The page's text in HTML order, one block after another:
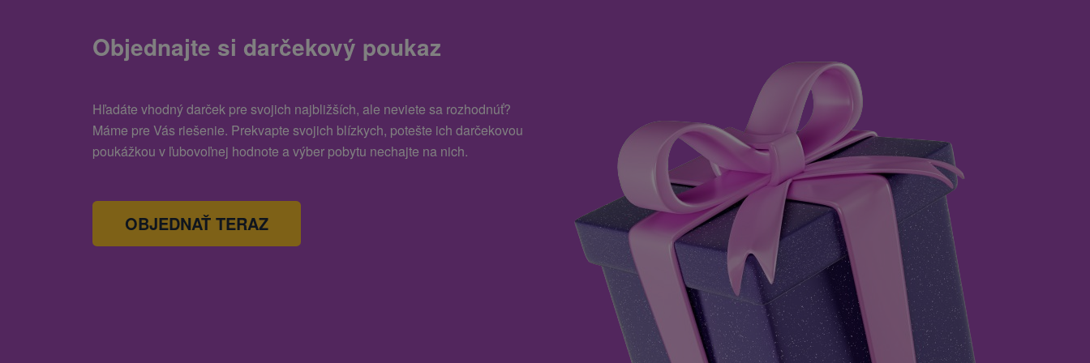
Objednajte si darčekový poukaz
Hľadáte vhodný darček pre svojich najbližších, ale neviete sa rozhodnúť?
Máme pre Vás riešenie. Prekvapte svojich blízkych, potešte ich darčekovou
poukážkou v ľubovoľnej hodnote a výber pobytu nechajte na nich.
OBJEDNAŤ TERAZ